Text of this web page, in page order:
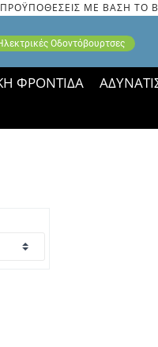
ΠΡΟΫΠΟΘΕΣΕΙΣ ΜΕ ΒΑΣΗ ΤΟ
Οδοντόβουρτσες
ΦΡΟΝΤΙΔΑ
ΠΑΡΑΜΕΝΟΥΝ!